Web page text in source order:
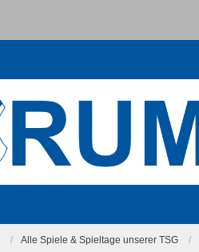
Alle Spiele & Spieltage unserer TSG